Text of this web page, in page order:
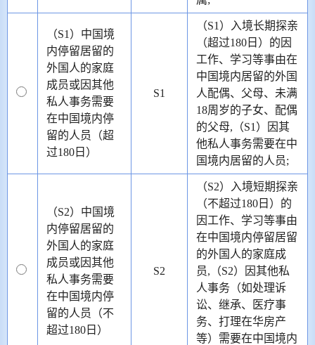
（S1）中国境
内停留居留的
外国人的家庭
成员或因其他
私人事务需要
在中国境内停
留的人员（超
过180日）
S1
（S1）入境长期探亲
（超过180日）的因
工作、学习等事由在
中国境内居留的外国
人配偶、父母、未满
18周岁的子女、配偶
的父母,（S1）因其
他私人事务需要在中
国境内居留的人员;
（S2）中国境
内停留居留的
外国人的家庭
成员或因其他
私人事务需要
在中国境内停
留的人员（不
超过180日）
S2
（S2）入境短期探亲
（不超过180日）的
因工作、学习等事由
在中国境内停留居留
的外国人的家庭成
员,（S2）因其他私
人事务（如处理诉
讼、继承、医疗事
务、打理在华房产
等）需要在中国境内